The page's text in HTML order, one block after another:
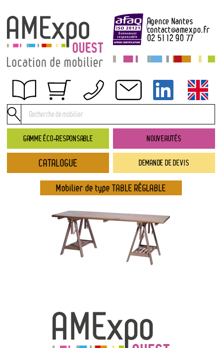
GAMME ÉCO-RESPONSABLE NOUVEAUTÉS
DEMANDE DE DEVIS
Agence Nantes
contact@amexpo.fr
02 51 12 90 77
Obtenir un devis
Conditions générales de location
Conditions de règlement
Contact
Catalogue
→ Nouveautés
→ Gamme éco-responsable
→ Rubriques
→ Types de mobilier
→ Noms / Références
CATALOGUE
Mobilier de type TABLE RÉGLABLE